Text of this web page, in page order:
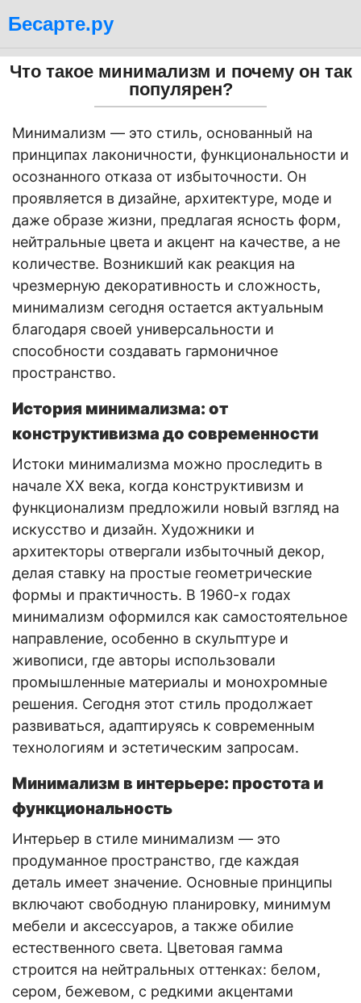
Бесарте.ру
Что такое минимализм и почему он так
популярен?
Минимализм — это стиль, основанный на
принципах лаконичности, функциональности и
осознанного отказа от избыточности. Он
проявляется в дизайне, архитектуре, моде и
даже образе жизни, предлагая ясность форм,
нейтральные цвета и акцент на качестве, а не
количестве. Возникший как реакция на
чрезмерную декоративность и сложность,
минимализм сегодня остается актуальным
благодаря своей универсальности и
способности создавать гармоничное
пространство.
История минимализма: от
конструктивизма до современности
Истоки минимализма можно проследить в
начале XX века, когда конструктивизм и
функционализм предложили новый взгляд на
искусство и дизайн. Художники и
архитекторы отвергали избыточный декор,
делая ставку на простые геометрические
формы и практичность. В 1960-х годах
минимализм оформился как самостоятельное
направление, особенно в скульптуре и
живописи, где авторы использовали
промышленные материалы и монохромные
решения. Сегодня этот стиль продолжает
развиваться, адаптируясь к современным
технологиям и эстетическим запросам.
Минимализм в интерьере: простота и
функциональность
Интерьер в стиле минимализм — это
продуманное пространство, где каждая
деталь имеет значение. Основные принципы
включают свободную планировку, минимум
мебели и аксессуаров, а также обилие
естественного света. Цветовая гамма
строится на нейтральных оттенках: белом,
сером, бежевом, с редкими акцентами